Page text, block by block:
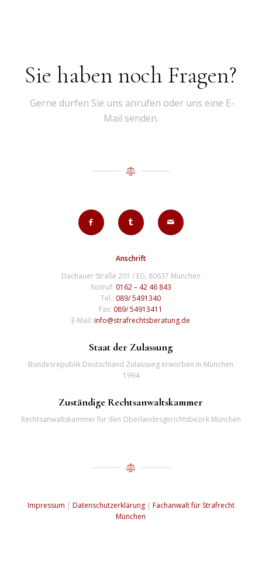
Sie haben noch Fragen?
Gerne dürfen Sie uns anrufen oder uns eine E-
Mail senden.
Anschrift
Dachauer Straße 201 / EG, 80637 München
Notruf: 0162 – 42 46 843
Tel.: 089/ 5491340
Fax: 089/ 54913411
E-Mail:info@strafrechtsberatung.de
Staat der Zulassung
Bundesrepublik Deutschland Zulassung erworben in München
1994
Zuständige Rechtsanwaltskammer
Rechtsanwaltskammer für den Oberlandesgerichtsbezirk München
Impressum | Datenschutzerklärung| Fachanwalt für Strafrecht
München